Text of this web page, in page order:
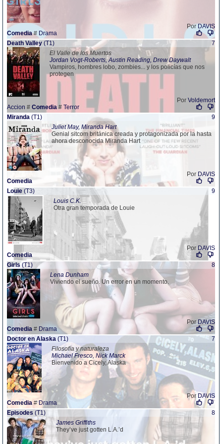
Por DAVIS
Comedia# Drama
Death Valley (T1)
7
El Valle de los Muertos
Jordan Vogt-Roberts, Austin Reading, Drew Daywalt
Vampiros, hombres lobo, zombies... y los policías que nos
protegen
Por Voldemort
Accion # Comedia# Terror
Miranda (T1)
9
Juliet May, Miranda Hart
Genial sitcom británica creada y protagonizada por la hasta
ahora desconocida Miranda Hart
Por DAVIS
Comedia
Louie (T3)
9
Louis C.K.
Otra gran temporada de Louie
Por DAVIS
Comedia
Girls (T1)
8
Lena Dunham
Viviendo el sueño. Un error en un momento.
PorDAVIS
Comedia # Drama
Doctor en Alaska (T1)
7
Filosofía y naturaleza
Michael Fresco, Nick Marck
Bienvenido a Cicely, Alaska
Por DAVIS
Comedia #Drama
Episodes (T1)
8
James Griffiths
They’ve just gotten L.A.’d